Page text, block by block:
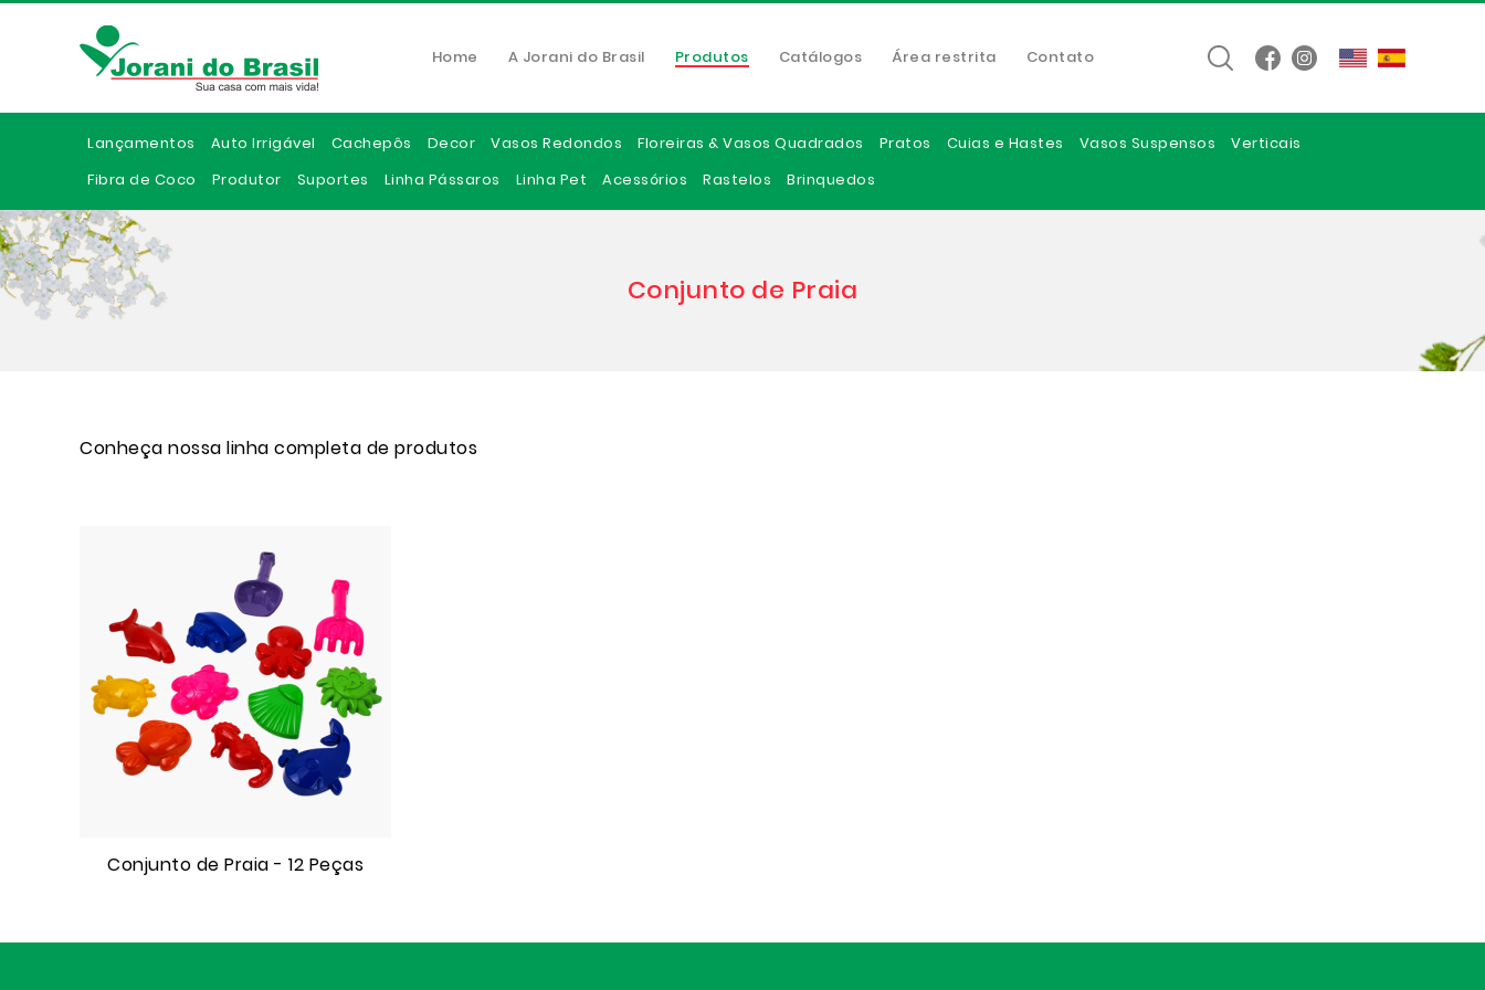
Home A Jorani do Brasil Produtos Catálogos Área restrita Contato
Lançamentos Auto Irrigável Cachepôs Decor Vasos Redondos Floreiras & Vasos Quadrados Pratos Cuias e Hastes Vasos Suspensos
Verticais
Fibra de Coco
Produtor Suportes Linha Pássaros Linha Pet Acessórios Rastelos Brinquedos
Conjunto de Praia
Conheça nossa linha completa de produtos
Conjunto de Praia - 12 Peças